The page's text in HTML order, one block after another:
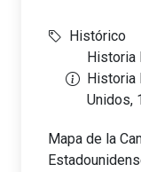
Histórico
Historia
Historia
Unidos,
Mapa de la